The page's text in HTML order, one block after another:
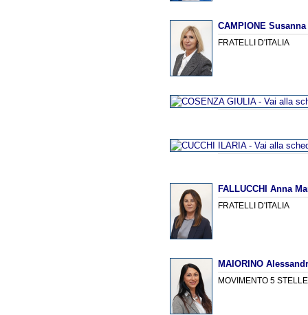
CAMPIONE
FRATELLI D'ITALIA
FALLUCCHI Anna
FRATELLI D'ITALIA
MAIORINO
MOVIMENTO 5 STELLE